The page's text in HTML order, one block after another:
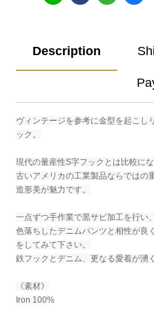
Description
ヴィンテージを参考に金型を起こし
ック。
現代の量産性S字フックとは比較にな
古いアメリカの工業製品ならではの
造形美が魅力です。
一点ずつ手作業で黒サビ加工を行い
色落ちしたデニムパンツと相性が良
をしてみて下さい。
鉄フックとデニム、更なる愛着が湧
《素材》
Iron 100%